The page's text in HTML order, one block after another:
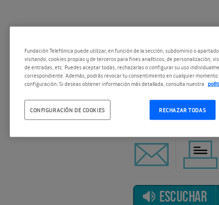
25
MAR 2015
16:00 - 20:00
ESCUCHAR
Fundación Telefónica puede utilizar, en función de la sección, subdominio o
visitando, cookies propias y de terceros para fines analíticos, de personalización,
de entradas, etc. Puedes aceptar todas, rechazarlas o configurar su uso
correspondiente. Además, podrás revocar tu consentimiento en cualquier momento
configuración. Si deseas obtener información más detallada, consulta nuestra
RECHAZAR TODAS
CONFIGURACIÓN DE COOKIES